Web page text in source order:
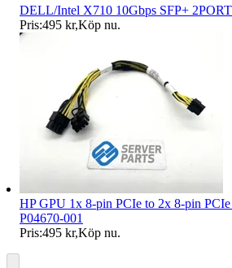
DELL/Intel X710 10Gbps SFP+
Pris:495 kr,Köp nu.
HP GPU 1x 8-pin PCIe to 2x 8-pin
P04670-001
Pris:495 kr,Köp nu.